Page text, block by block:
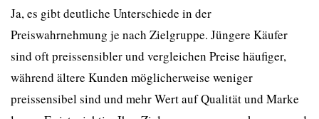
Ja, es gibt deutliche Unterschiede in der
Preiswahrnehmung je nach Zielgruppe. Jüngere Käufer
sind oft preissensibler und vergleichen Preise häufiger,
während ältere Kunden möglicherweise weniger
preissensibel sind und mehr Wert auf Qualität und Marke